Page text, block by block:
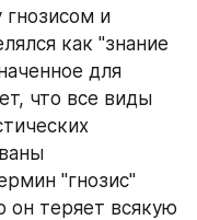
и
как "знание
для
что все виды
"гнозис"
он теряет всякую